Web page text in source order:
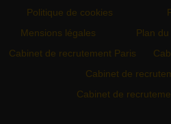
Politique de cookies
Mensions légales
Plan
Cabinet de recrutement Paris
Cabinet de
Cabinet de